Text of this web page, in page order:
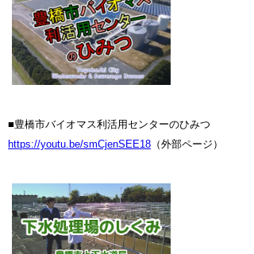
■豊橋市バイオマス利活用センターのひみつ
https://youtu.be/smCjenSEE18 （外部ページ）